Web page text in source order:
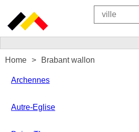
Home Brabant wallon
Archennes
Autre-Eglise